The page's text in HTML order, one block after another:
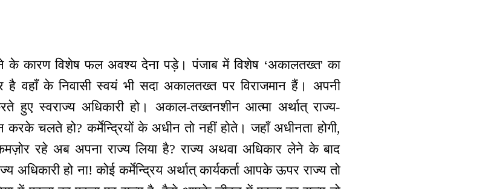
के कारण विशेष फल अवश्य देना पड़े। पंजाब में विशेष ‘अकालतख्त' का
है वहाँ के निवासी स्वयं भी सदा अकालतख्त पर विराजमान हैं। अपनी
करते हुए स्वराज्य अधिकारी हो। अकाल-तख्तनशीन आत्मा अर्थात् राज्य-
करके चलते हो? कर्मेन्द्रियों के अधीन तो नहीं होते। जहाँ अधीनता होगी,
रहे अब अपना राज्य लिया है? राज्य अथवा अधिकार लेने के बाद
अधिकारी हो ना! कोई कर्मेन्द्रिय अर्थात् कार्यकर्ता आपके ऊपर राज्य तो